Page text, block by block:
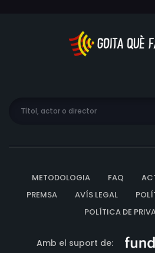
METODOLOGIA FAQ
PREMSA
AVÍS LEGAL
POLÍTICA DE
Amb el suport de: